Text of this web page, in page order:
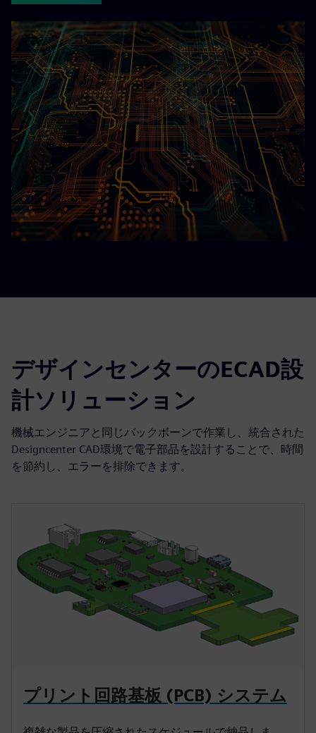
デザインセンターのECAD設
計ソリューション
機械エンジニアと同じバックボーンで作業し、統合された
Designcenter CAD環境で電子部品を設計することで、時間
を節約し、エラーを排除できます。
プリント回路基板 (PCB) システム